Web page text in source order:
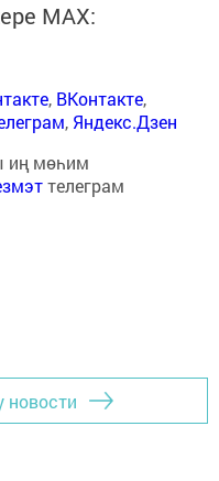
MАХ:
, ВКонтакте,
, Яндекс.Дзен
иң мөһим
телеграм
новости